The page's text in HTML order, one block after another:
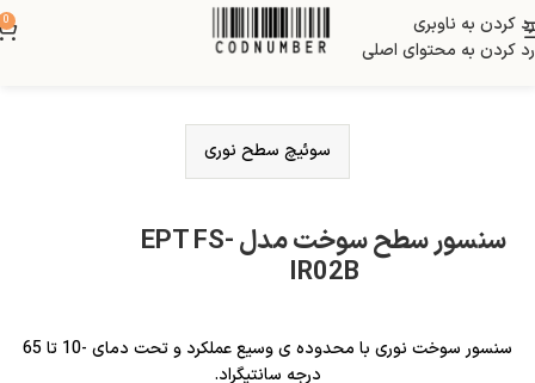
رد کردن به ناوبری
رد کردن به محتوای اصلی
0
سوئیچ سطح نوری
سنسور سطح سوخت مدل EPT FS-
IR02B
سنسور سوخت نوری با محدوده ی وسیع عملکرد و تحت دمای -10 تا 65
درجه سانتیگراد.